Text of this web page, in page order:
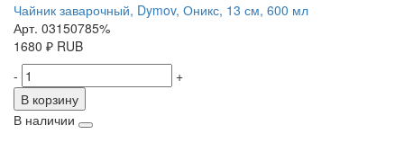
Чайник заварочный, Dymov, Оникс, 13 см, 600 мл
Арт. 03150785%
1680 ₽ RUB
-
+
В корзину
В наличии